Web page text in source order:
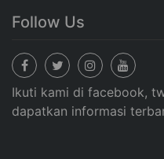
Follow Us
Ikuti kami di facebook,
dapatkan informasi